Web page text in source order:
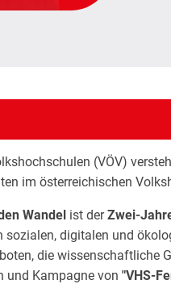
(VÖV)
im österreichischen
Wandelist derZwei-
digitalen und
die wissenschaftliche
und Kampagne von "VHS-